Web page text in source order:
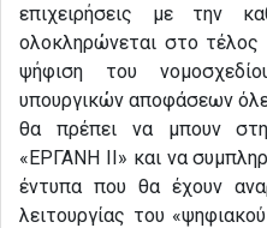
επιχειρήσεις με την
ολοκληρώνεται στο
ψήφιση του
υπουργικών αποφάσεων
θα πρέπει να μπουν
«ΕΡΓΑΝΗ ΙΙ» και να
έντυπα που θα έχουν
λειτουργίας του